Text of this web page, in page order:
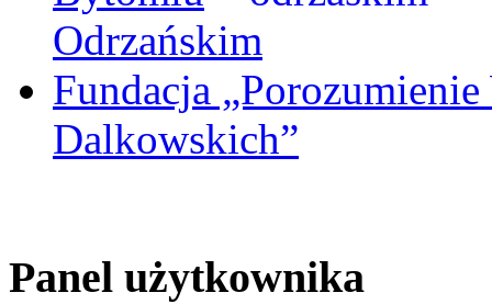
Odrzańskim
Fundacja
Dalkowskich”
Panel użytkownika